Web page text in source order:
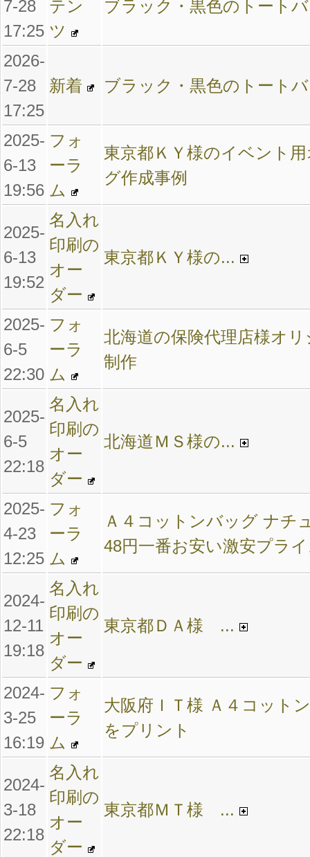
7-28
17:25
テン
ツ
ブラック・黒色のトート
2026-
7-28
17:25
新着 ブラック・黒色のトート
2025-
6-13
19:56
フォ
ーラ
ム
東京都ＫＹ様のイベント
グ作成事例
2025-
6-13
19:52
名入れ
印刷の
オー
ダー
東京都ＫＹ様の...
2025-
6-5
22:30
フォ
ーラ
ム
北海道の保険代理店様オ
制作
2025-
6-5
22:18
名入れ
印刷の
オー
ダー
北海道ＭＳ様の...
2025-
4-23
12:25
フォ
ーラ
ム
Ａ４コットンバッグ ナチ
48円一番お安い激安プラ
2024-
12-11
19:18
名入れ
印刷の
オー
ダー
東京都ＤＡ様 ...
2024-
3-25
16:19
フォ
ーラ
ム
大阪府ＩＴ様 Ａ４コット
をプリント
2024-
3-18
22:18
名入れ
印刷の
オー
ダー
東京都ＭＴ様 ...